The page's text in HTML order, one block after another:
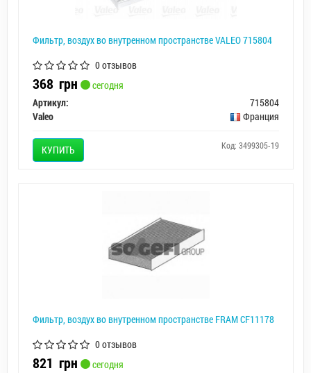
Фильтр, воздух во внутренном пространстве VALEO 715804
0 отзывов
368 грн
сегодня
Артикул:
715804
Valeo
Франция
КУПИТЬ Код: 3499305-19
Фильтр, воздух во внутренном пространстве FRAM CF11178
0 отзывов
821 грн
сегодня